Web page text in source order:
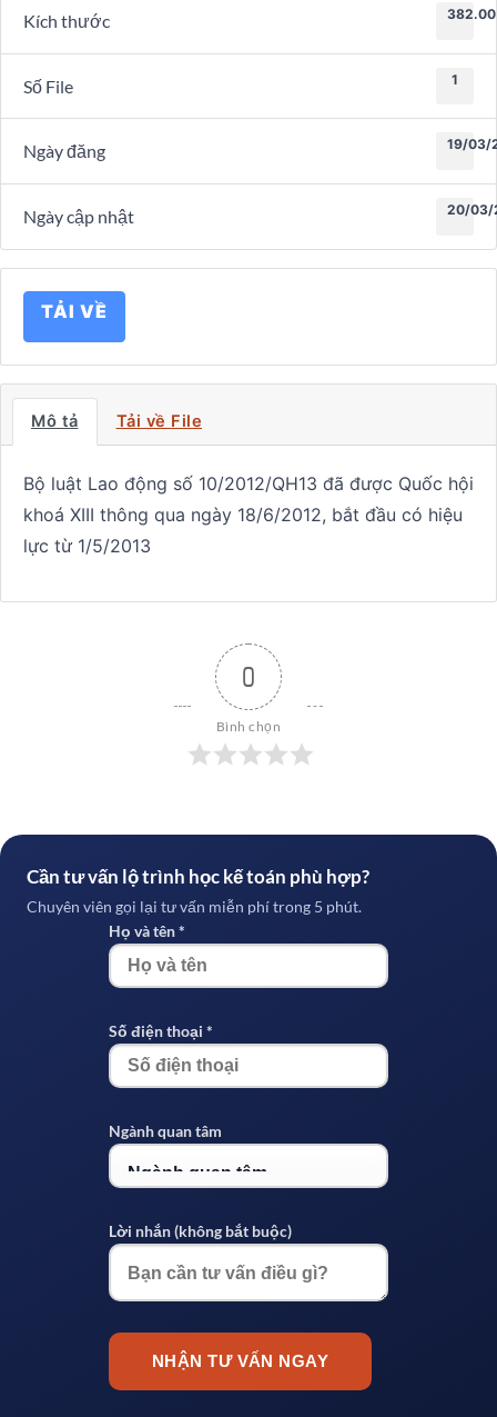
Kích thước 382.00
Số File 1
Ngày đăng 19/03/
Ngày cập nhật 20/03/
TẢI VỀ
Mô tả Tải về File
Bộ luật Lao động số 10/2012/QH13 đã được Quốc hội
khoá XIII thông qua ngày 18/6/2012, bắt đầu có hiệu
lực từ 1/5/2013
0
Bình chọn
Cần tư vấn lộ trình học kế toán phù hợp?
Chuyên viên gọi lại tư vấn miễn phí trong 5 phút.
Họ và tên *
Số điện thoại *
Ngành quan tâm
Lời nhắn (không bắt buộc)
NHẬN TƯ VẤN NGAY